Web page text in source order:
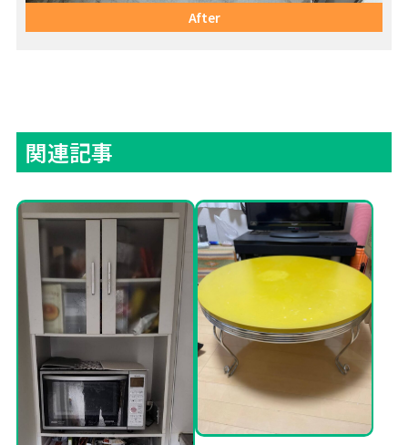
After
関連記事